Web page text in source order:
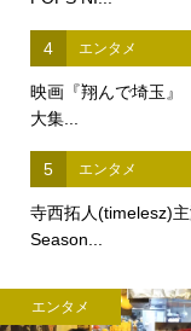
4 エンタメ
映画『翔んで埼玉
大集...
5 エンタメ
寺西拓人(timelesz)
Season...
エンタメ